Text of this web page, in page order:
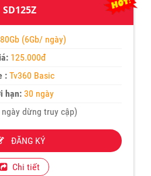
SD125Z
(6Gb/ ngày)
125.000đ
: Tv360 Basic
hạn:30 ngày
dừng truy cập)
ĐĂNG KÝ
Chi tiết